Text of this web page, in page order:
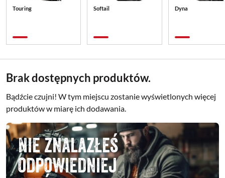
Touring Softail Dyna
Brak dostępnych produktów.
Bądźcie czujni! W tym miejscu zostanie wyświetlonych więcej
produktów w miarę ich dodawania.
Nie znalazłeś
odpowiedniej